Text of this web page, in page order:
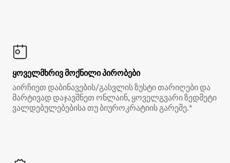
ყოველმხრივ მოქნილი პირობები
აირჩიეთ დაბინავების/გასვლის ზუსტი თარიღები და
მარტივად დაჯავშნეთ ონლაინ, ყოველგვარი ზედმეტი
ვალდებულებებისა თუ ბიუროკრატიის გარეშე.*